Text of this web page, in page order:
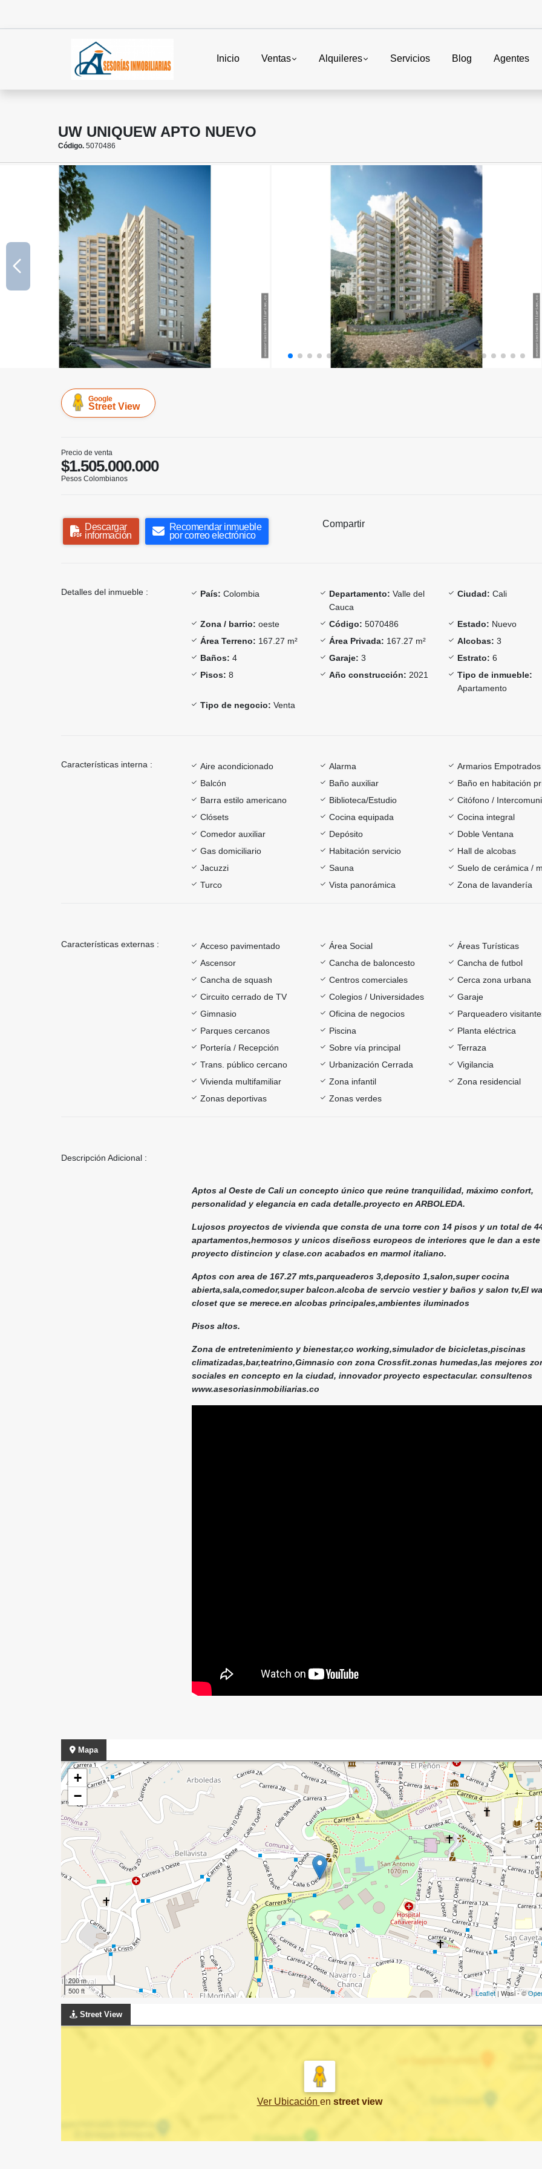
Inicio Ventas Alquileres Servicios Blog Agentes
UW UNIQUEW APTO NUEVO
Código. 5070486
Google
Street View
Precio de venta
$1.505.000.000
Pesos Colombianos
Descargar
información
Recomendar inmueble
por correo electrónico
Compartir
Detalles del inmueble : País: Colombia Departamento: Valle del
Cauca
Ciudad: Cali
Zona / barrio: oeste Código: 5070486 Estado: Nuevo
Área Terreno: 167.27 m² Área Privada: 167.27 m² Alcobas: 3
Baños: 4 Garaje: 3 Estrato: 6
Pisos: 8 Año construcción: 2021
Tipo de inmueble:
Apartamento
Tipo de negocio: Venta
Características interna : Aire acondicionado Alarma
Armarios Empotrados
Balcón
Baño auxiliar
Baño en habitación
Barra estilo americano
Biblioteca/Estudio
Citófono /
Clósets
Cocina equipada
Cocina integral
Comedor auxiliar
Depósito
Doble Ventana
Gas domiciliario
Habitación servicio
Hall de alcobas
Jacuzzi
Sauna
Suelo de cerámica /
Turco
Vista panorámica Zona de lavandería
Características externas : Acceso pavimentado Área Social
Áreas Turísticas
Ascensor
Cancha de baloncesto
Cancha de futbol
Cancha de squash
Centros comerciales
Cerca zona urbana
Circuito cerrado de TV
Colegios / Universidades
Garaje
Gimnasio
Oficina de negocios
Parqueadero
Parques cercanos
Piscina
Planta eléctrica
Portería / Recepción
Sobre vía principal
Terraza
Trans. público cercano
Urbanización Cerrada
Vigilancia
Vivienda multifamiliar
Zona infantil
Zona residencial
Zonas deportivas
Zonas verdes
Descripción Adicional :
Aptos al Oeste de Cali un concepto único que reúne tranquilidad, máximo confort,
personalidad y elegancia en cada detalle.proyecto en ARBOLEDA.
Lujosos proyectos de vivienda que consta de una torre con 14 pisos y un total de
apartamentos,hermosos y unicos diseñoss europeos de interiores que le dan a este
proyecto distincion y clase.con acabados en marmol italiano.
Aptos con area de 167.27 mts,parqueaderos 3,deposito 1,salon,super cocina
abierta,sala,comedor,super balcon.alcoba de servcio vestier y baños y salon tv,El
closet que se merece.en alcobas principales,ambientes iluminados
Pisos altos.
Zona de entretenimiento y bienestar,co working,simulador de bicicletas,piscinas
climatizadas,bar,teatrino,Gimnasio con zona Crossfit.zonas humedas,las mejores
sociales en concepto en la ciudad, innovador proyecto espectacular. consultenos
www.asesoriasinmobiliarias.co
Mapa
+
−
200 m
500 ft
Leaflet| Wasi - ©
Street View
Ver Ubicación en street view